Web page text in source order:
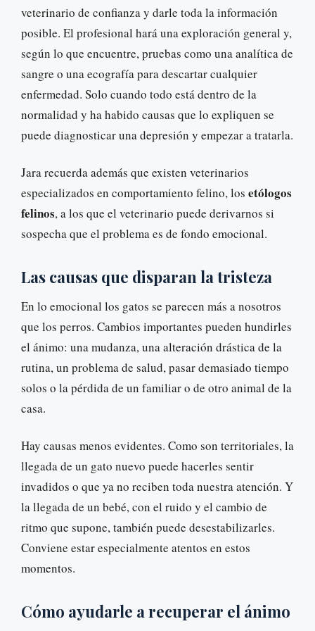
veterinario de confianza y darle toda la información
posible. El profesional hará una exploración general y,
según lo que encuentre, pruebas como una analítica de
sangre o una ecografía para descartar cualquier
enfermedad. Solo cuando todo está dentro de la
normalidad y ha habido causas que lo expliquen se
puede diagnosticar una depresión y empezar a tratarla.
Jara recuerda además que existen veterinarios
especializados en comportamiento felino, los etólogos
felinos, a los que el veterinario puede derivarnos si
sospecha que el problema es de fondo emocional.
Las causas que disparan la tristeza
En lo emocional los gatos se parecen más a nosotros
que los perros. Cambios importantes pueden hundirles
el ánimo: una mudanza, una alteración drástica de la
rutina, un problema de salud, pasar demasiado tiempo
solos o la pérdida de un familiar o de otro animal de la
casa.
Hay causas menos evidentes. Como son territoriales, la
llegada de un gato nuevo puede hacerles sentir
invadidos o que ya no reciben toda nuestra atención. Y
la llegada de un bebé, con el ruido y el cambio de
ritmo que supone, también puede desestabilizarles.
Conviene estar especialmente atentos en estos
momentos.
Cómo ayudarle a recuperar el ánimo